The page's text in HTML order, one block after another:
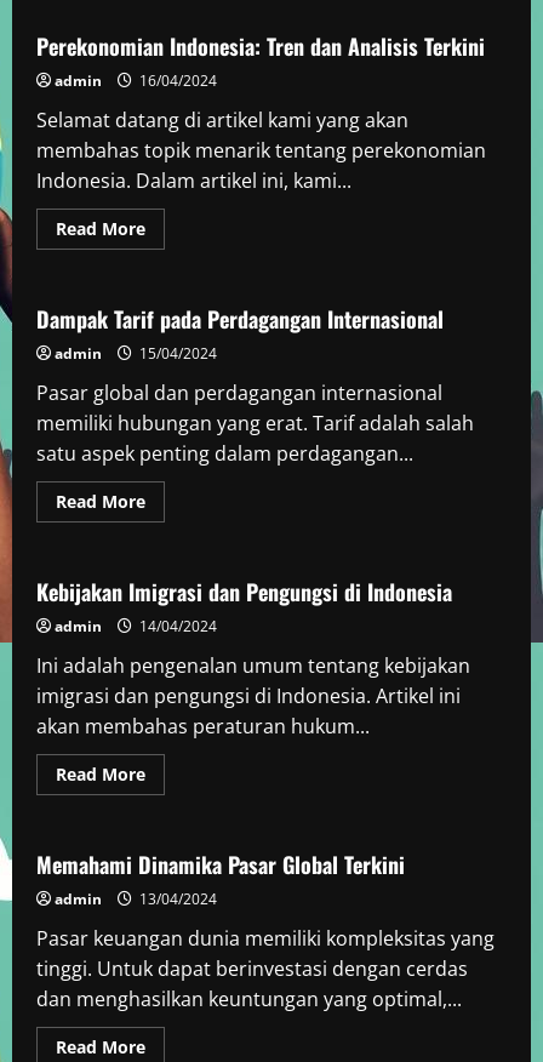
Pembangunan
Infrastruktur
Indonesia
Perekonomian Indonesia: Tren dan Analisis Terkini
admin 16/04/2024
Selamat datang di artikel kami yang akan
membahas topik menarik tentang perekonomian
Indonesia. Dalam artikel ini, kami...
Read MoreRead
more
Tren
dan
Analisis
Terkini
Berita Negara Berkembang
Dampak Tarif pada Perdagangan Internasional
admin 15/04/2024
Pasar global dan perdagangan internasional
memiliki hubungan yang erat. Tarif adalah salah
satu aspek penting dalam perdagangan...
Read MoreRead
more
pada
Perdagangan
Internasional
Berita Negara Berkembang
Kebijakan Imigrasi dan Pengungsi di Indonesia
admin 14/04/2024
Ini adalah pengenalan umum tentang kebijakan
imigrasi dan pengungsi di Indonesia. Artikel ini
akan membahas peraturan hukum...
Read MoreRead
more
dan
Pengungsi
di
Indonesia
Berita Negara Berkembang
Memahami Dinamika Pasar Global Terkini
admin 13/04/2024
Pasar keuangan dunia memiliki kompleksitas yang
tinggi. Untuk dapat berinvestasi dengan cerdas
dan menghasilkan keuntungan yang optimal,...
Read MoreRead